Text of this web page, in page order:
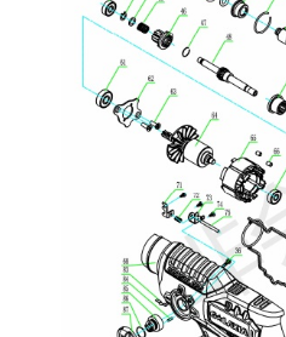
Vitesse de rotation (n) min
Vitesse de rotation (n) max
Capacité de forage acier
Capacité de forage bois
Taux d'impact 1 max.
Capacité de forage béton
Taux d'impact 1 min.